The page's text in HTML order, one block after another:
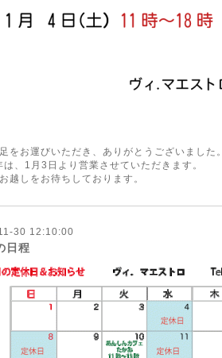
をお運びいただき、ありがとうございました。
、1月3日より営業させていただきます。
越しをお待ちしております。
30 12:10:00
日程